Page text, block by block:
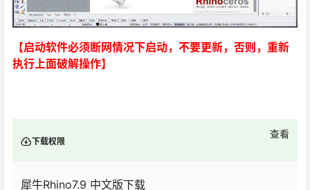
【启动软件必须断网情况下启动，不要更新，否则，重新
执行上面破解操作】
下载权限
查看
犀牛Rhino7.9 中文版下载